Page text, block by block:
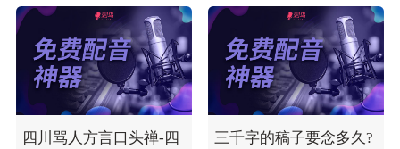
四川骂人方言口头禅-四
三千字的稿子要念多久?